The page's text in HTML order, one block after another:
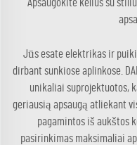
Apsaugokite kelius su
Jūs esate elektrikas ir
dirbant sunkiose aplinkose.
unikaliai
geriausią apsaugą atliekant
pagamintos iš aukštos
pasirinkimas maksimaliai